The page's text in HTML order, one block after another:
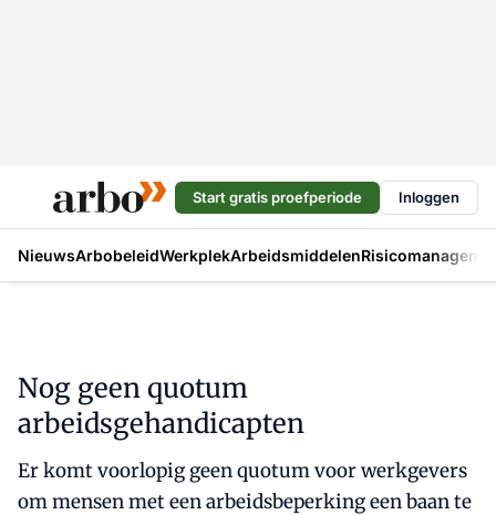
Start gratis proefperiode Inloggen
NieuwsArbobeleidWerkplekArbeidsmiddelen
Nog geen quotum
arbeidsgehandicapten
Er komt voorlopig geen quotum voor werkgevers
om mensen met een arbeidsbeperking een baan te